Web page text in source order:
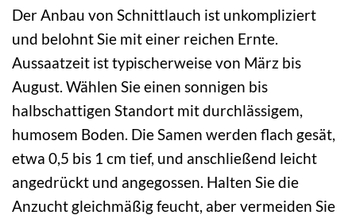
Der Anbau von Schnittlauch ist unkompliziert
und belohnt Sie mit einer reichen Ernte.
Aussaatzeit ist typischerweise von März bis
August. Wählen Sie einen sonnigen bis
halbschattigen Standort mit durchlässigem,
humosem Boden. Die Samen werden flach gesät,
etwa 0,5 bis 1 cm tief, und anschließend leicht
angedrückt und angegossen. Halten Sie die
Anzucht gleichmäßig feucht, aber vermeiden Sie